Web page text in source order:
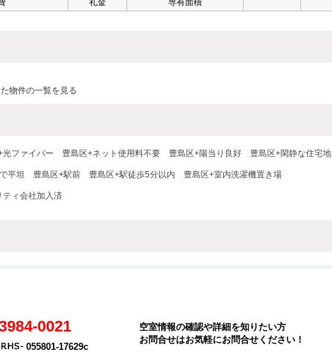
礼金
専有面積
物件の一覧を見る
光ファイバー 豊島区+ネット使用料不要 豊島区+陽当り良好 豊島区+閑静な住宅地
平坦 豊島区+駅前 豊島区+駅徒歩5分以内 豊島区+室内洗濯機置き場
ティ会社加入済
0021
055801-17629c
空室情報の確認や詳細を知りたい方
お問合せはお気軽にお問合せください！